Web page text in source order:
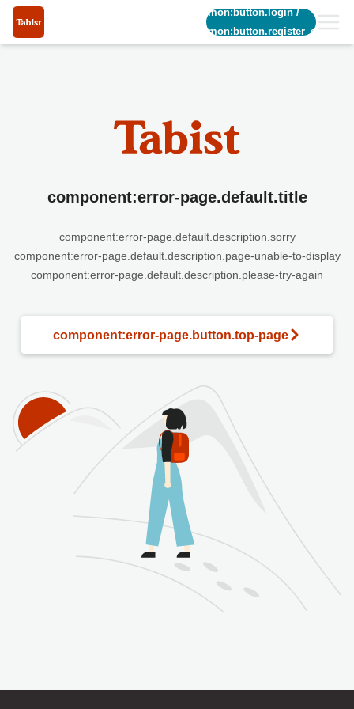
common:button.login/
common:button.register_short
component:error-page.default.title
component:error-page.default.description.sorry
component:error-page.default.description.page-unable-to-display
component:error-page.default.description.please-try-again
component:error-page.button.top-page